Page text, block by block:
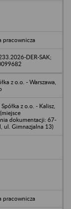
pracownicza
DER-SAK;
z o.o. - Warszawa,
z o.o. - Kalisz,
dokumentacji: 67-
ul. Gimnazjalna 13)
pracownicza